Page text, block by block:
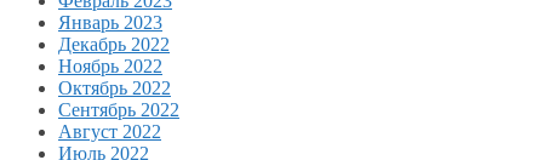
Январь 2023
Декабрь 2022
Ноябрь 2022
Октябрь 2022
Сентябрь 2022
Август 2022
Июль 2022